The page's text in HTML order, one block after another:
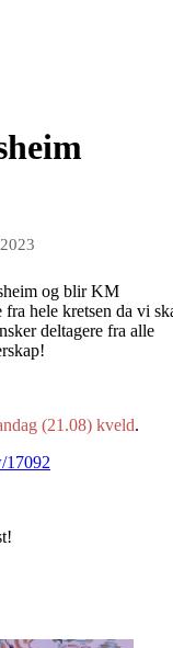
og blir KM
fra hele kretsen da vi
deltagere fra alle
(21.08) kveld.
17092